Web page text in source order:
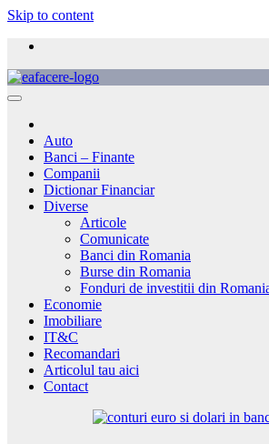
Skip to content
Auto
Banci – Finante
Companii
Dictionar Financiar
Diverse
Articole
Comunicate
Banci din Romania
Burse din Romania
Fonduri de investitii din
Economie
Imobiliare
IT&C
Recomandari
Articolul tau aici
Contact